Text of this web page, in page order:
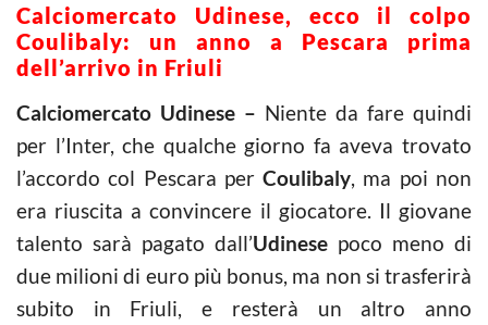
Calciomercato Udinese, ecco il colpo
Coulibaly: un anno a Pescara prima
dell’arrivo in Friuli
Calciomercato Udinese – Niente da fare quindi
per l’Inter, che qualche giorno fa aveva trovato
l’accordo col Pescara perCoulibaly, ma poi non
era riuscita a convincere il giocatore. Il giovane
talento sarà pagato dall’Udinese poco meno di
due milioni di euro più bonus, ma non si trasferirà
subito in Friuli, e resterà un altro anno